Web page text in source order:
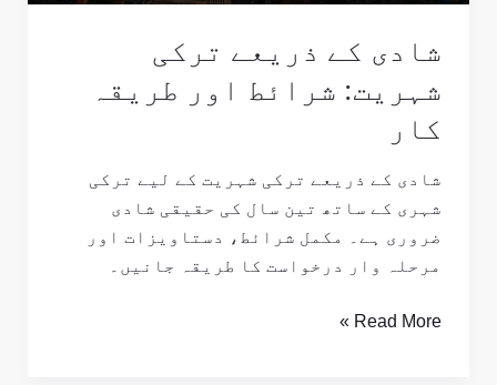
شادی کے ذریعے ترکی
شہریت: شرائط اور طریقہ
کار
شادی کے ذریعے ترکی شہریت کے لیے ترکی
شہری کے ساتھ تین سال کی حقیقی شادی
ضروری ہے۔ مکمل شرائط، دستاویزات اور
مرحلہ وار درخواست کا طریقہ جانیں۔
Read More »